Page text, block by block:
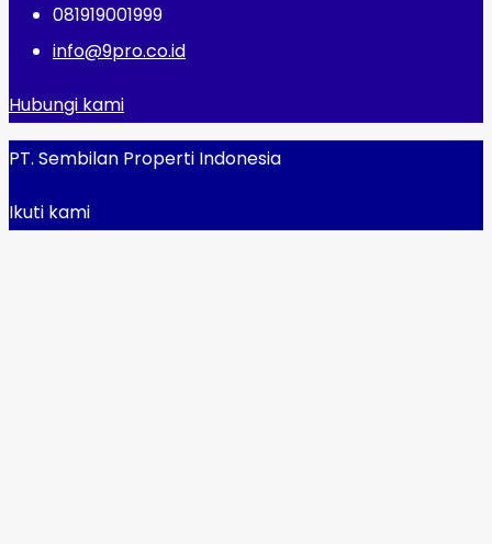
081919001999
info@9pro.co.id
Hubungi kami
PT. Sembilan Properti Indonesia
Ikuti kami